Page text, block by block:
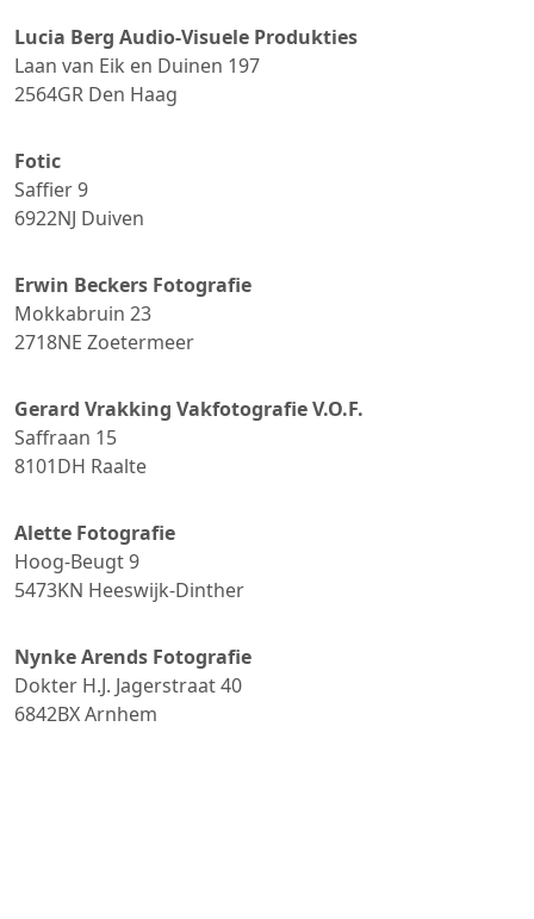
Lucia Berg Audio-Visuele Produkties
Laan van Eik en Duinen 197
2564GR Den Haag
Fotic
Saffier 9
6922NJ Duiven
Erwin Beckers Fotografie
Mokkabruin 23
2718NE Zoetermeer
Gerard Vrakking Vakfotografie V.O.F.
Saffraan 15
8101DH Raalte
Alette Fotografie
Hoog-Beugt 9
5473KN Heeswijk-Dinther
Nynke Arends Fotografie
Dokter H.J. Jagerstraat 40
6842BXArnhem